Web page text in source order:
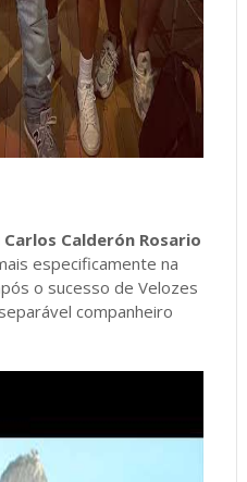
Carlos Calderón Rosario
especificamente na
o sucesso de Velozes
companheiro